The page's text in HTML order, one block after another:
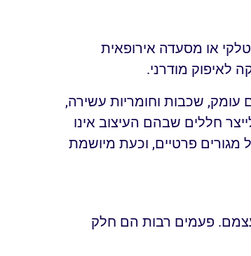
או מסעדה אירופאית
לאיפוק מודרני.
שכבות וחומריות עשירה,
חללים שבהם העיצוב אינו
מגורים פרטיים, וכעת מיושמת
עצמם. פעמים רבות הם חלק